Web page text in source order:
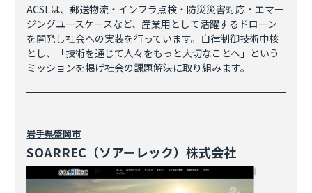
ACSLは、郵送物流・インフラ点検・防災災害対応・エマー
ジングユースケースなど、産業用として活躍するドローン
を開発し社会への実装を行っています。自律制御技術中核
とし、「技術を通じて人々をもっと大切なことへ」という
ミッションを掲げ社会の課題解決に取り組みます。
岩手県盛岡市
SOARREC（ソアーレック）株式会社